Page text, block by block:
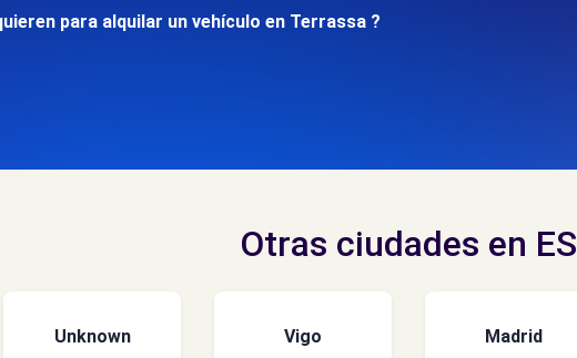
para alquilar un vehículo en Terrassa ?
Otras ciudades en ES
Unknown Vigo Madrid